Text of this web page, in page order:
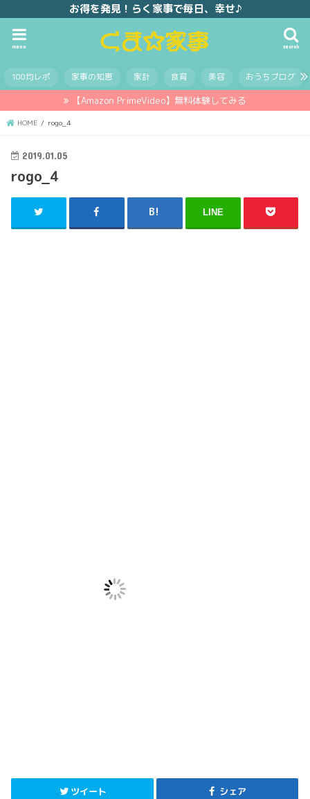
お得を発見！らく家事で毎日、幸せ♪
search
menu
100均レポ 家事の知恵 家計 食育 美容 おうちブログ
【Amazon PrimeVideo】無料体験してみる
HOME rogo_4
2019.01.05
rogo_4
LINE
ツイート シェア